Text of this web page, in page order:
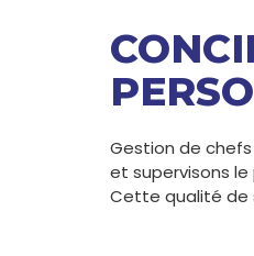
Gestion de
et supervisons
Cette qualité de